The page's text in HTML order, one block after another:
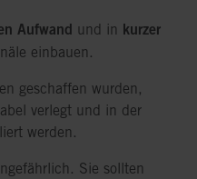
Aufwand und in kurzer
einbauen.
geschaffen wurden,
verlegt und in der
werden.
Sie sollten